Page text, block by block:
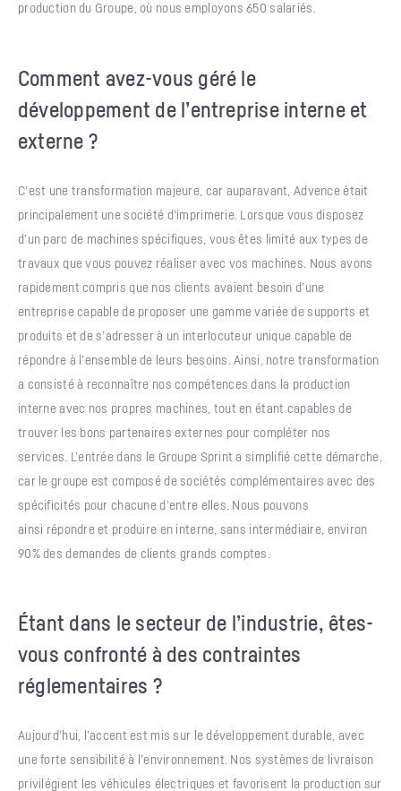
production du Groupe, où nous employons 650 salariés.
Comment avez-vous géré le
développement de l’entreprise interne et
externe ?
C’est une transformation majeure, car auparavant, Advence était
principalement une société d’imprimerie. Lorsque vous disposez
d’un parc de machines spécifiques, vous êtes limité aux types de
travaux que vous pouvez réaliser avec vos machines. Nous avons
rapidement compris que nos clients avaient besoin d’une
entreprise capable de proposer une gamme variée de supports et
produits et de s’adresser à un interlocuteur unique capable de
répondre à l’ensemble de leurs besoins. Ainsi, notre transformation
a consisté à reconnaître nos compétences dans la production
interne avec nos propres machines, tout en étant capables de
trouver les bons partenaires externes pour compléter nos
services. L’entrée dans le Groupe Sprint a simplifié cette démarche,
car le groupe est composé de sociétés complémentaires avec des
spécificités pour chacune d’entre elles. Nous pouvons
ainsi répondre et produire en interne, sans intermédiaire, environ
90% des demandes de clients grands comptes.
Étant dans le secteur de l’industrie, êtes-
vous confronté à des contraintes
réglementaires ?
Aujourd’hui, l’accent est mis sur le développement durable, avec
une forte sensibilité à l’environnement. Nos systèmes de livraison
privilégient les véhicules électriques et favorisent la production sur